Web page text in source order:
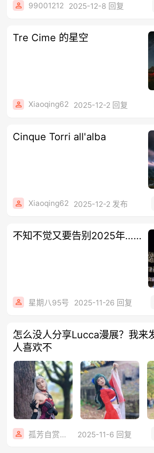
99001212 2025-12-8 回复
Tre Cime 的星空
Xiaoqing62 2025-12-2 回复
Cinque Torri all'alba
Xiaoqing62 2025-12-2 发布
不知不觉又要告别2025年……
星期八95号 2025-11-26 回复
怎么没人分享Lucca漫展？我来
人喜欢不
孤芳自赏☋冷暖自知 2025-11-6 回复